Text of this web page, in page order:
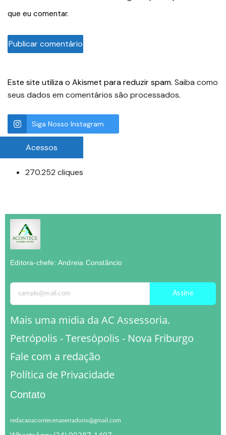
que eu comentar.
Este site utiliza o Akismet para reduzir spam. Saiba como
seus dados em comentários são processados.
Siga Nosso Instagram
Acessos
270.252 cliques
Editora-chefe: Andreia Constâncio
Assine
Mais uma midia da AC Assessoria.
Petrópolis - Teresópolis - Nova Friburgo
Fale com a redação
Política de Privacidade
Contato
redacaoacontecenaserradorio@gmail.com